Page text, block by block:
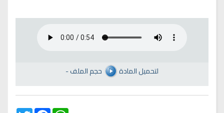
- لتحميل المادة حجم الملف